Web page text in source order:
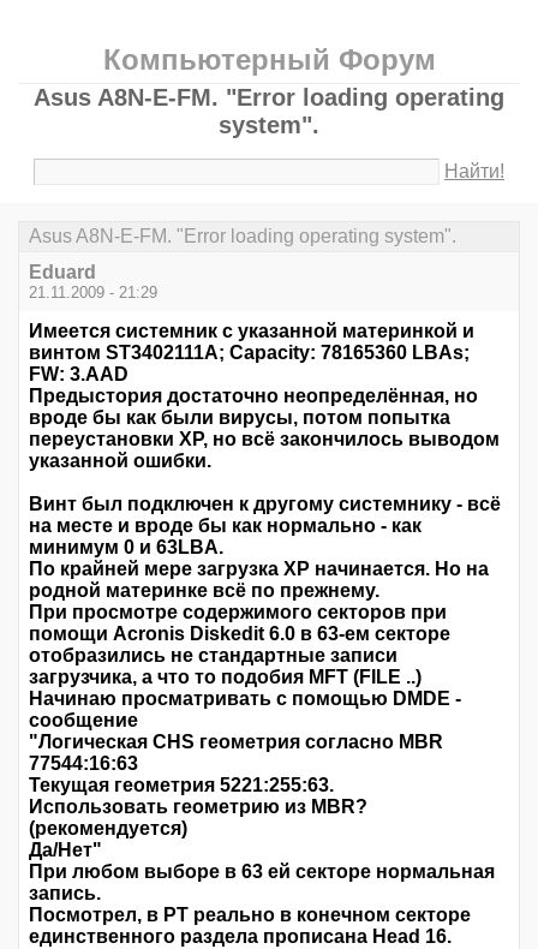
Компьютерный Форум
Asus A8N-E-FM. "Error loading operating
system".
Найти!
Asus A8N-E-FM. "Error loading operating system".
Eduard
21.11.2009 - 21:29
Имеется системник с указанной материнкой и
винтом ST3402111A; Capacity: 78165360 LBAs;
FW: 3.AAD
Предыстория достаточно неопределённая, но
вроде бы как были вирусы, потом попытка
переустановки ХР, но всё закончилось выводом
указанной ошибки.
Винт был подключен к другому системнику - всё
на месте и вроде бы как нормально - как
минимум 0 и 63LBA.
По крайней мере загрузка ХР начинается. Но на
родной материнке всё по прежнему.
При просмотре содержимого секторов при
помощи Acronis Diskedit 6.0 в 63-ем секторе
отобразились не стандартные записи
загрузчика, а что то подобия MFT (FILE ..)
Начинаю просматривать с помощью DMDE -
сообщение
"Логическая CHS геометрия согласно MBR
77544:16:63
Текущая геометрия 5221:255:63.
Использовать геометрию из MBR?
(рекомендуется)
Да/Нет"
При любом выборе в 63 ей секторе нормальная
запись.
Посмотрел, в PT реально в конечном секторе
единственного раздела прописана Head 16.